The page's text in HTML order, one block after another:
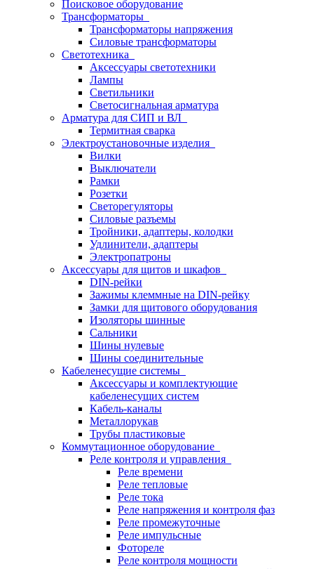
Поисковое оборудование
Трансформаторы
Трансформаторы напряжения
Силовые трансформаторы
Светотехника
Аксессуары светотехники
Лампы
Светильники
Светосигнальная арматура
Арматура для СИП и ВЛ
Термитная сварка
Электроустановочные изделия
Вилки
Выключатели
Рамки
Розетки
Светорегуляторы
Силовые разъемы
Тройники, адаптеры, колодки
Удлинители, адаптеры
Электропатроны
Аксессуары для щитов и шкафов
DIN-рейки
Зажимы клеммные на DIN-рейку
Замки для щитового оборудования
Изоляторы шинные
Сальники
Шины нулевые
Шины соединительные
Кабеленесущие системы
Аксессуары и комплектующие
кабеленесущих систем
Кабель-каналы
Металлорукав
Трубы пластиковые
Коммутационное оборудование
Реле контроля и управления
Реле времени
Реле тепловые
Реле тока
Реле напряжения и контроля фаз
Реле промежуточные
Реле импульсные
Фотореле
Реле контроля мощности